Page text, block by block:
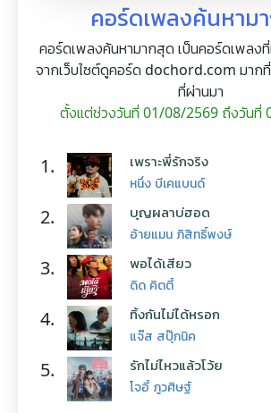
คอร์ดเพลงค้นหาม
คอร์ดเพลงค้นหามากสุด เป็นคอร์ดเพลง
จากเว็บไซต์ดูคอร์ด dochord.com มาก
ที่ผ่านมา
ตั้งแต่ช่วงวันที่ 01/08/2569 ถึงวันที่
1. เพราะพี่รักจริง
หนึ่ง บีเคแบนด์
2. บุญผลาบ่ฮอด
อ้ายแมน ภิสิทธิ์พงษ์
3. พอได้เสียว
ดิด คิตตี้
4. ทิ้งกันไม่ได้หรอก
แจ๊ส สปุ๊กนิค
5. รักไม่ไหวแล้วโว้ย
โจอี้ ภูวศิษฐ์